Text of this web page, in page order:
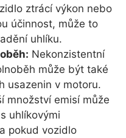
ztrácí výkon nebo
účinnost, může to
uhlíku.
Nekonzistentní
může být také
usazenin v motoru.
množství emisí může
uhlíkovými
pokud vozidlo